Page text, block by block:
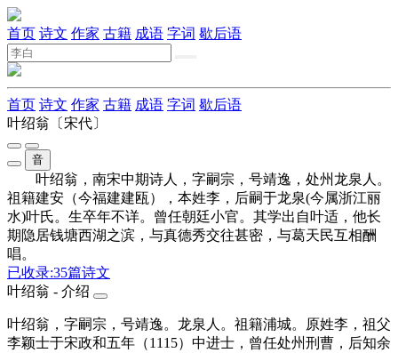
首页 诗文 作家 古籍 成语 字词 歇后语
首页 诗文 作家 古籍 成语 字词 歇后语
叶绍翁 〔宋代〕
音
叶绍翁，南宋中期诗人，字嗣宗，号靖逸，处州龙泉人。
祖籍建安（今福建建瓯），本姓李，后嗣于龙泉(今属浙江丽
水)叶氏。生卒年不详。曾任朝廷小官。其学出自叶适，他长
期隐居钱塘西湖之滨，与真德秀交往甚密，与葛天民互相酬
唱。
已收录:35篇诗文
叶绍翁 - 介绍
叶绍翁，字嗣宗，号靖逸。龙泉人。祖籍浦城。原姓李，祖父
李颖士于宋政和五年（1115）中进士，曾任处州刑曹，后知余